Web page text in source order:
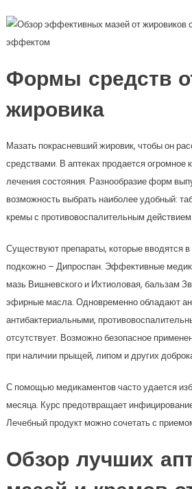
Формы средств
жировика
Мазать покрасневший жировик, чтобы он
средствами. В аптеках продается огромное
лечения состояния. Разнообразие форм
возможность выбрать наиболее удобный:
кремы с противовоспалительным действием.
Существуют препараты, которые вводятся в
подкожно – Дипроспан. Эффективные
мазь Вишневского и Ихтиоловая, бальзам
эфирные масла. Одновременно обладают
антибактериальными,
отсутствует. Возможно безопасное
при наличии прыщей, липом и других
С помощью медикаментов часто удается
месяца. Курс предотвращает
Лечебный продукт можно сочетать с
Обзор лучших